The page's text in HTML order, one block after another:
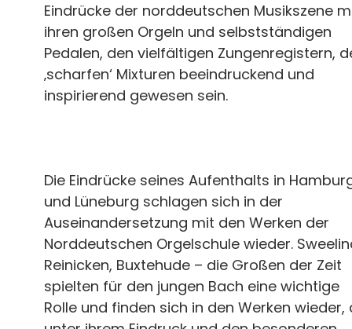
Eindrücke der norddeutschen Musikszene
ihren großen Orgeln und selbstständigen
Pedalen, den vielfältigen Zungenregistern,
‚scharfen‘ Mixturen beeindruckend und
inspirierend gewesen sein.
Die Eindrücke seines Aufenthalts in
und Lüneburg schlagen sich in der
Auseinandersetzung mit den Werken der
Norddeutschen Orgelschule wieder.
Reinicken, Buxtehude – die Großen der Zeit
spielten für den jungen Bach eine wichtige
Rolle und finden sich in den Werken wieder,